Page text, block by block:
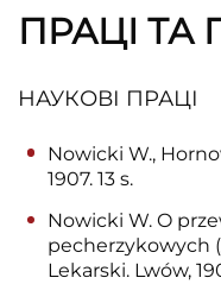
ПРАЦІ ТА
НАУКОВІ ПРАЦІ
Nowicki W.,
1907. 13 s.
Nowicki W. O
pecherzykowych
Lekarski. Lwów,